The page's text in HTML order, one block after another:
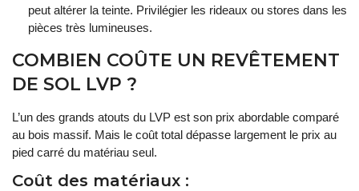
peut altérer la teinte. Privilégier les rideaux ou stores dans les
pièces très lumineuses.
COMBIEN COÛTE UN REVÊTEMENT
DE SOL LVP ?
L’un des grands atouts du LVP est son prix abordable comparé
au bois massif. Mais le coût total dépasse largement le prix au
pied carré du matériau seul.
Coût des matériaux :